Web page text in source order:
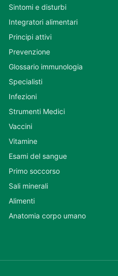
Sintomi e disturbi
Integratori alimentari
Principi attivi
Prevenzione
Glossario immunologia
Specialisti
Infezioni
Strumenti Medici
Vaccini
Vitamine
Esami del sangue
Primo soccorso
Sali minerali
Alimenti
Anatomia corpo umano